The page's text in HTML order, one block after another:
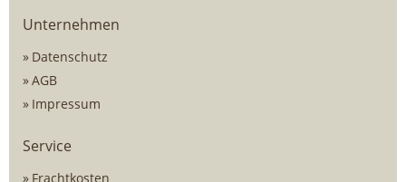
Unternehmen
Datenschutz
AGB
Impressum
Service
Frachtkosten